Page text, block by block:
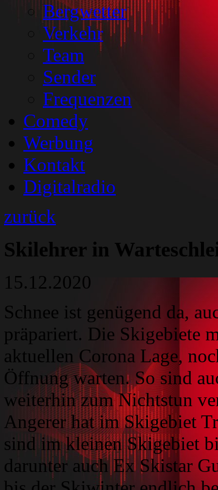
Bergwetter
Verkehr
Team
Sender
Frequenzen
Comedy
Werbung
Kontakt
Digitalradio
zurück
Skilehrer in
15.12.2020
Schnee ist genügend da,
präpariert. Die Skigebiete
aktuellen Corona Lage,
Öffnung warten. So sind
weiterhin zum Nichtstun
Angerer hat im Skigebiet
sind im kleinen Skigebiet
darunter auch Ex Skistar